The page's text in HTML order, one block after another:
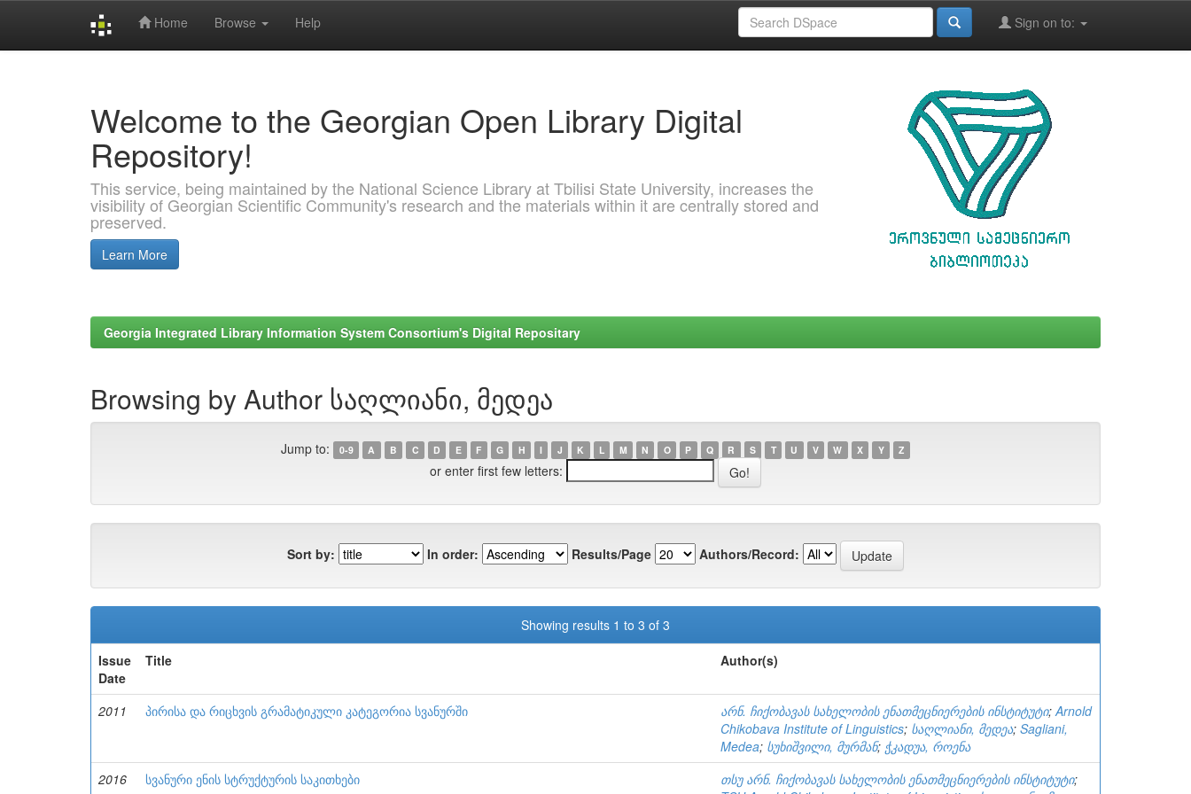
Home Browse Help Sign on to:
Welcome to the Georgian Open Library Digital
Repository!
This service, being maintained by the National Science Library at Tbilisi State University, increases the
visibility of Georgian Scientific Community's research and the materials within it are centrally stored and
preserved.
Learn More
Georgia Integrated Library Information System Consortium's Digital Repositary
Browsing by Author საღლიანი, მედეა
Jump to: 0-9 A B C D E F G H I J K L M N O P Q R S T U V W X Y Z
or enter first few letters:
Sort by: In order: Results/Page Authors/Record:
Showing results 1 to 3 of 3
Issue
Date
Title Author(s)
2011 პირისა და რიცხვის გრამატიკული კატეგორია სვანურში არნ. ჩიქობავას სახელობის ენათმეცნიერების ინსტიტუტი;Arnold
Chikobava Institute of Linguistics; საღლიანი, მედეა; Sagliani,
Medea; სუხიშვილი, მურმან; ჭკადუა, როენა
2016
სვანური ენის სტრუქტურის საკითხები თსუ არნ. ჩიქობავას სახელობის ენათმეცნიერების ინსტიტუტი;